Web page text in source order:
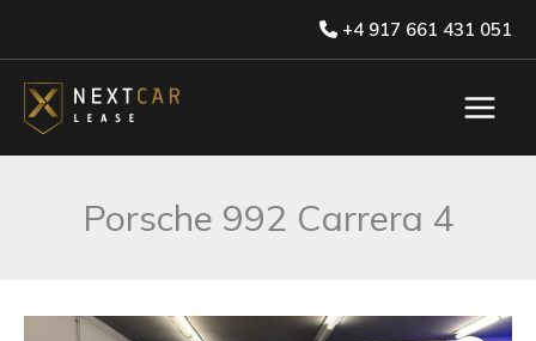
content
+4 917 661 431 051
Porsche 992 Carrera 4